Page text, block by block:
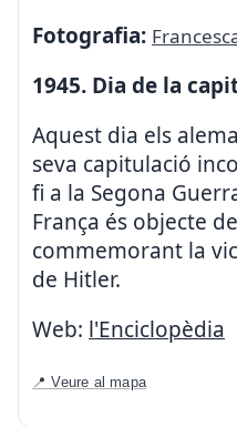
Fotografia:
1945. Dia de la
Aquest dia els
seva capitulació
fi a la Segona
França és objecte
commemorant la
de Hitler.
Web: l'Enciclopèdia
📍 Veure al mapa